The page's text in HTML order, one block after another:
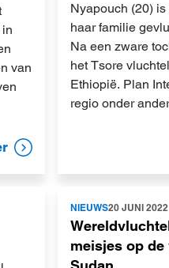
van
Nyapouch (20)
haar familie
Na een zware
het Tsore
Ethiopië. Plan
regio onder
NIEUWS20 JUNI 2022
meisjes op
meer